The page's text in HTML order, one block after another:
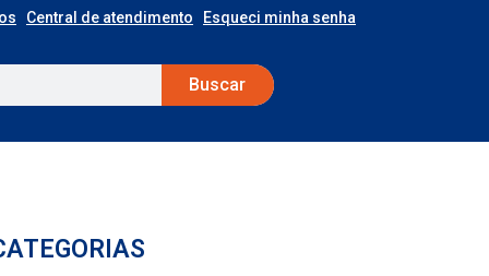
Central de atendimento Esqueci minha senha
Buscar